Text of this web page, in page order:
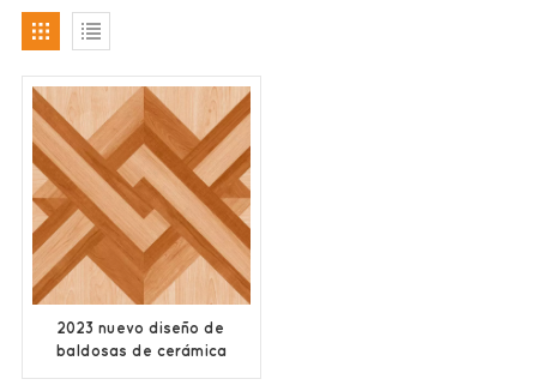
2023 nuevo diseño de
baldosas de cerámica